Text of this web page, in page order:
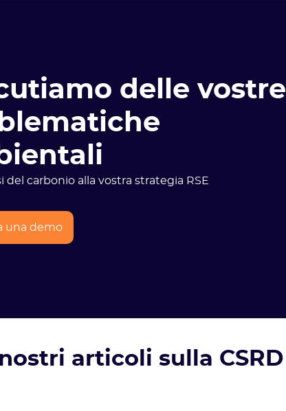
delle vostre
del carbonio alla vostra strategia RSE
una demo
articoli sulla CSRD